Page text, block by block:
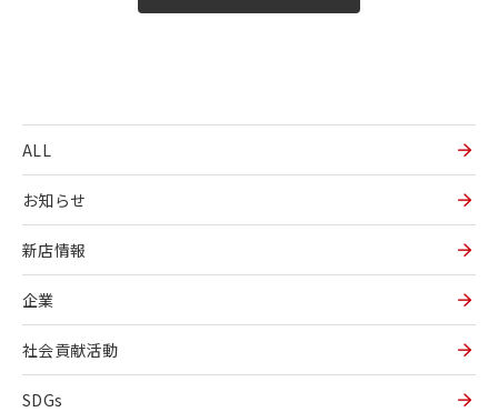
ALL
お知らせ
新店情報
企業
社会貢献活動
SDGs